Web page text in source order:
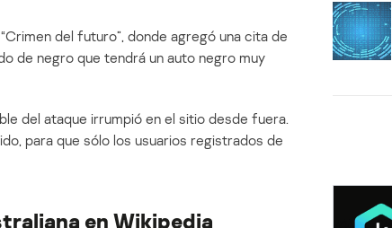
del futuro”, donde agregó una cita de
de negro que tendrá un auto negro muy
del ataque irrumpió en el sitio desde fuera.
para que sólo los usuarios registrados de
en Wikipedia